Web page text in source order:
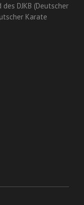
DJKB (Deutscher
Karate